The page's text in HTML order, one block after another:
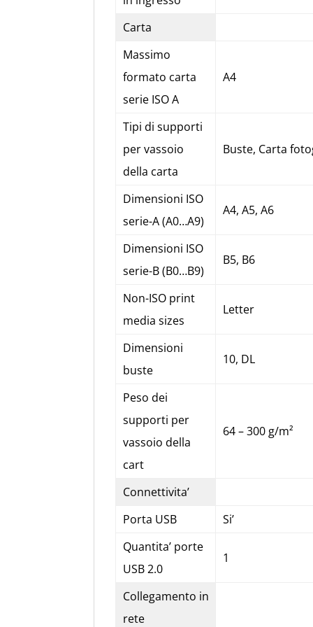
Carta
Massimo
formato carta
serie ISO A
A4
Tipi di supporti
per vassoio
della carta
Buste, Carta
Dimensioni ISO
serie-A (A0…A9)
A4, A5, A6
Dimensioni ISO
serie-B (B0…B9)
B5, B6
Non-ISO print
media sizes
Letter
Dimensioni
buste
10, DL
Peso dei
supporti per
vassoio della
cart
64 – 300 g/m²
Connettivita’
Porta USB
Si’
Quantita’ porte
USB 2.0
1
Collegamento in
rete